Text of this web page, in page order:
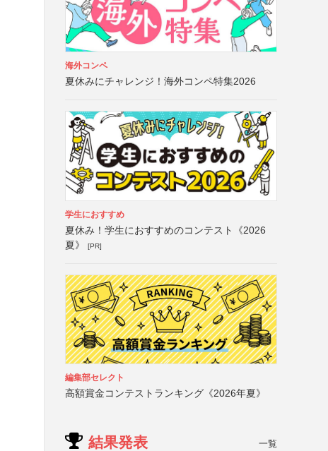
海外コンペ
夏休みにチャレンジ！海外コンペ特集2026
学生におすすめ
夏休み！学生におすすめのコンテスト《2026
夏》
[PR]
編集部セレクト
高額賞金コンテストランキング《2026年夏》
結果発表 一覧